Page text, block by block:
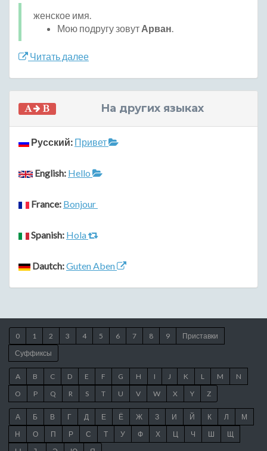
женское имя.
Мою подругу зовут Арван.
Читать далее
На других языках
Русский: Привет
English: Hello
France: Bonjour
Spanish: Hola
Dautch:Guten Aben
0 1 2 3 4 5 6 7 8 9
Приставки
Суффиксы
A B C D E F G H I J K L M
N
O
P Q R S T U V W X Y Z
А Б В Г Д Е Ё Ж З И Й К Л
М
Н
О П Р С Т У Ф Х Ц Ч Ш
Щ